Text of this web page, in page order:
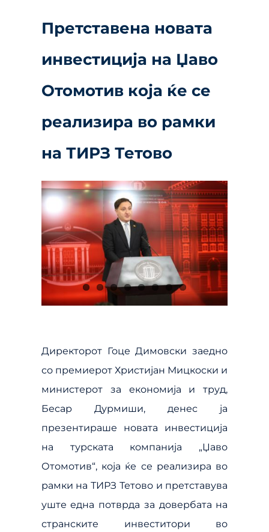
Претставена новата
инвестиција на Џаво
Отомотив која ќе се
реализира во рамки
на ТИРЗ Тетово
Директорот Гоце Димовски заедно
со премиерот Христијан Мицкоски и
министерот за економија и труд,
Бесар Дурмиши, денес ја
презентираше новата инвестиција
на турската компанија „Џаво
Отомотив“, која ќе се реализира во
рамки на ТИРЗ Тетово и претставува
уште една потврда за довербата на
странските инвеститори во